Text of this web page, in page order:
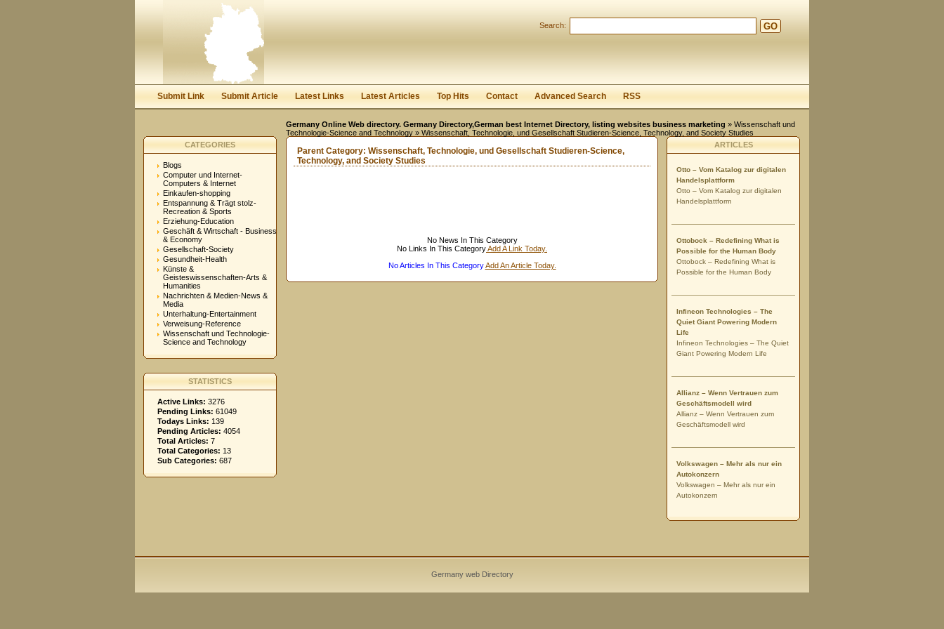
Search: GO
Submit Link Submit Article Latest Links Latest Articles Top Hits Contact Advanced Search RSS
Germany Online Web directory. Germany Directory,German best Internet Directory, listing websites business marketing » Wissenschaft und
Technologie-Science and Technology » Wissenschaft, Technologie, und Gesellschaft Studieren-Science, Technology, and Society Studies
CATEGORIES
Blogs
Computer und Internet-
Computers & Internet
Einkaufen-shopping
Entspannung & Trägt stolz-
Recreation & Sports
Erziehung-Education
Geschäft & Wirtschaft - Business
& Economy
Gesellschaft-Society
Gesundheit-Health
Künste &
Geisteswissenschaften-Arts &
Humanities
Nachrichten & Medien-News &
Media
Unterhaltung-Entertainment
Verweisung-Reference
Wissenschaft und Technologie-
Science and Technology
STATISTICS
Active Links: 3276
Pending Links: 61049
Todays Links: 139
Pending Articles: 4054
Total Articles: 7
Total Categories: 13
Sub Categories: 687
Parent Category: Wissenschaft, Technologie, und Gesellschaft Studieren-Science,
Technology, and Society Studies
No News In This Category
No Links In This CategoryAdd A Link Today.
No Articles In This CategoryAdd An Article Today.
ARTICLES
Otto – Vom Katalog zur digitalen
Handelsplattform
Otto – Vom Katalog zur digitalen
Handelsplattform
Ottobock – Redefining What is
Possible for the Human Body
Ottobock – Redefining What is
Possible for the Human Body
Infineon Technologies – The
Quiet Giant Powering Modern
Life
Infineon Technologies – The Quiet
Giant Powering Modern Life
Allianz – Wenn Vertrauen zum
Geschäftsmodell wird
Allianz – Wenn Vertrauen zum
Geschäftsmodell wird
Volkswagen – Mehr als nur ein
Autokonzern
Volkswagen – Mehr als nur ein
Autokonzern
Germany web Directory